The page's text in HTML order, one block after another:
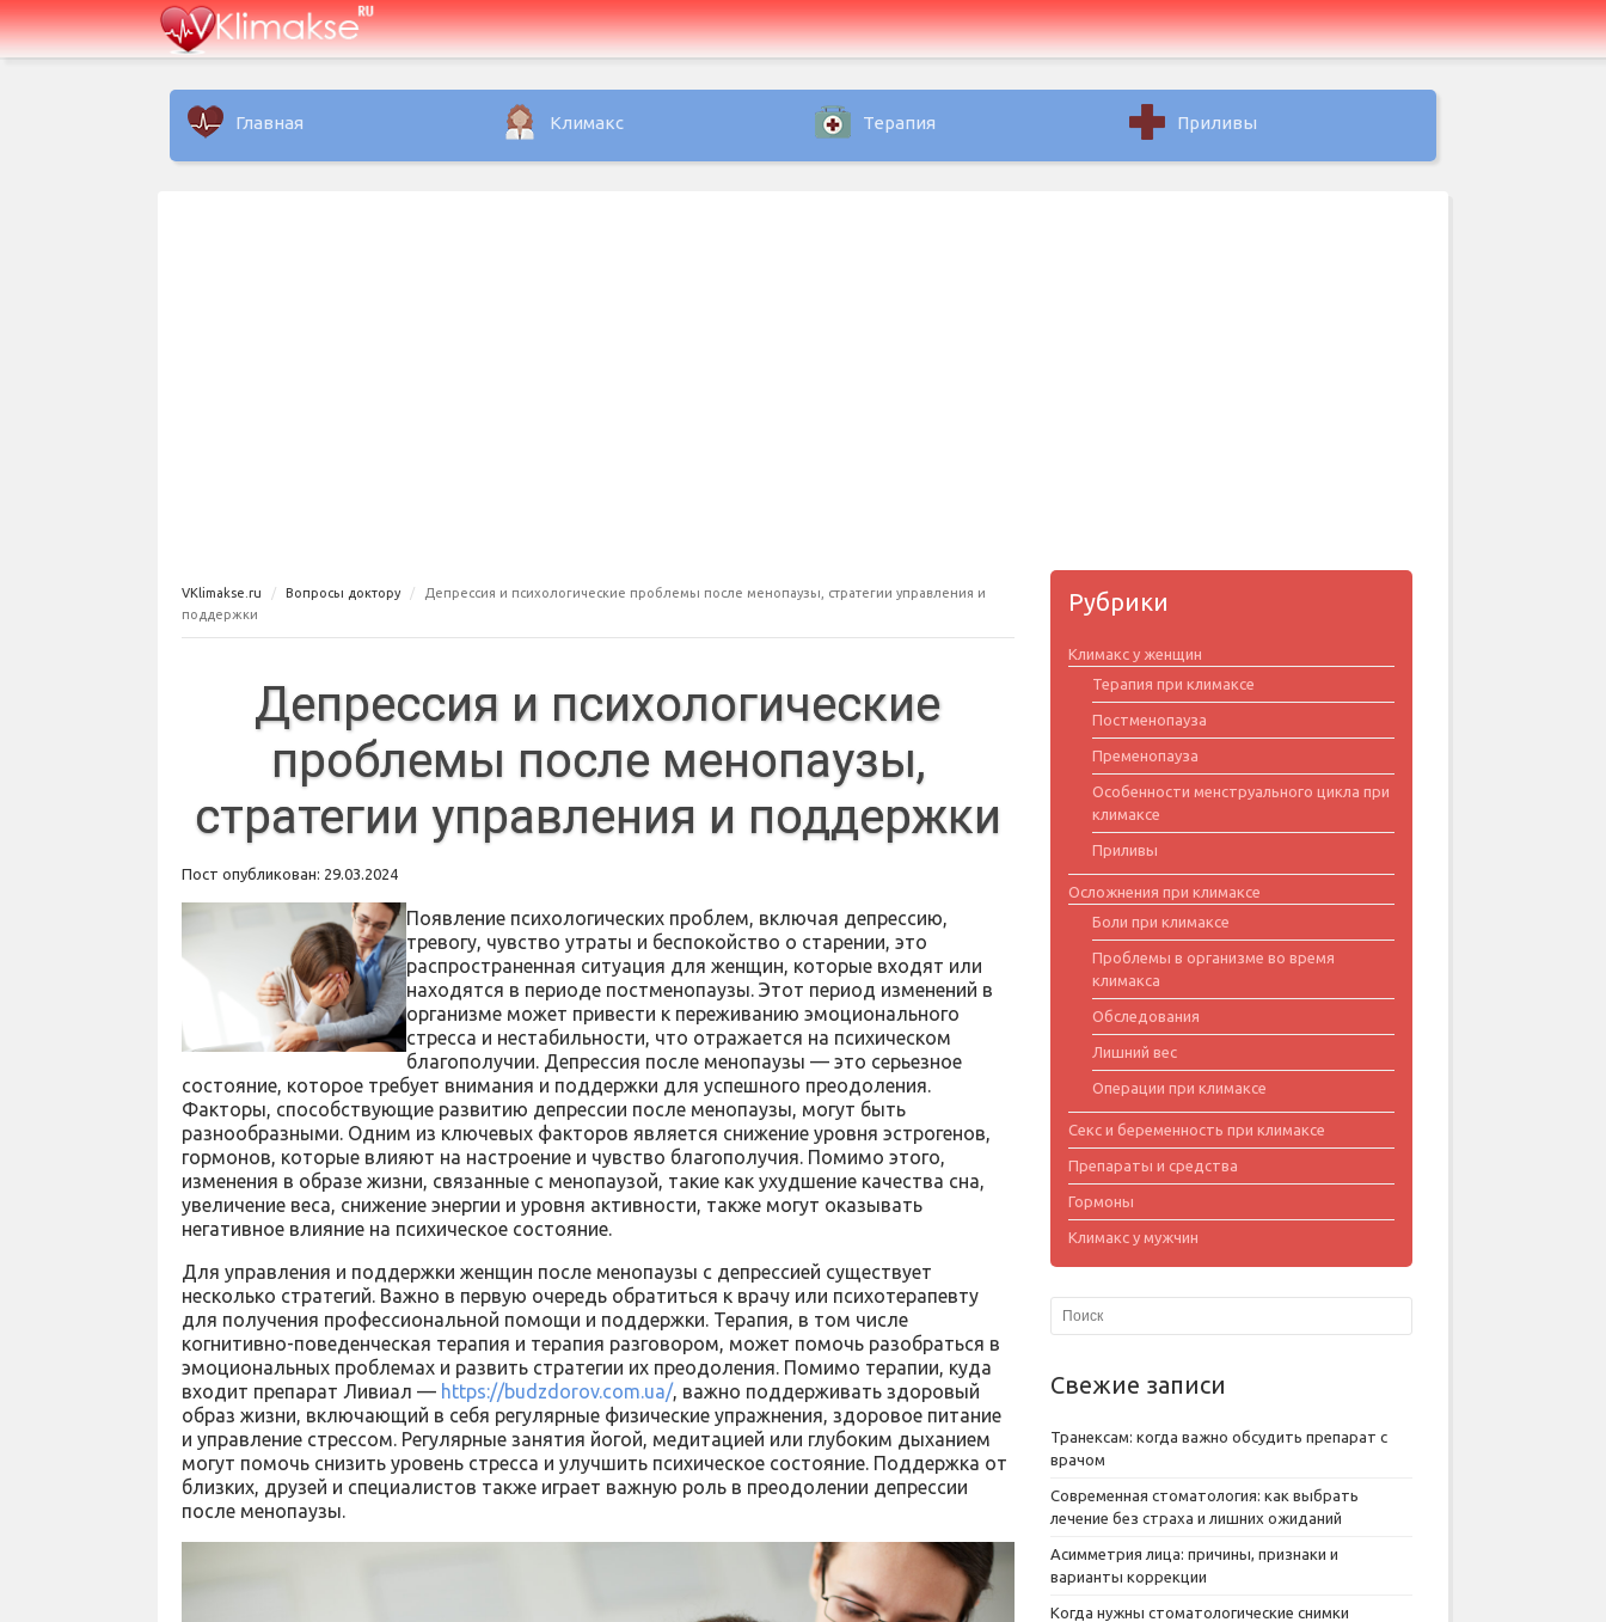
Главная Климакс Терапия Приливы
VKlimakse.ru Вопросы доктору
Депрессия и психологические проблемы после менопаузы, стратегии управления и
поддержки
Депрессия и психологические
проблемы после менопаузы,
стратегии управления и поддержки
Пост опубликован: 29.03.2024
Появление психологических проблем, включая депрессию,
тревогу, чувство утраты и беспокойство о старении, это
распространенная ситуация для женщин, которые входят или
находятся в периоде постменопаузы. Этот период изменений в
организме может привести к переживанию эмоционального
стресса и нестабильности, что отражается на психическом
благополучии. Депрессия после менопаузы — это серьезное
состояние, которое требует внимания и поддержки для успешного преодоления.
Факторы, способствующие развитию депрессии после менопаузы, могут быть
разнообразными. Одним из ключевых факторов является снижение уровня эстрогенов,
гормонов, которые влияют на настроение и чувство благополучия. Помимо этого,
изменения в образе жизни, связанные с менопаузой, такие как ухудшение качества сна,
увеличение веса, снижение энергии и уровня активности, также могут оказывать
негативное влияние на психическое состояние.
Для управления и поддержки женщин после менопаузы с депрессией существует
несколько стратегий. Важно в первую очередь обратиться к врачу или психотерапевту
для получения профессиональной помощи и поддержки. Терапия, в том числе
когнитивно-поведенческая терапия и терапия разговором, может помочь разобраться в
эмоциональных проблемах и развить стратегии их преодоления. Помимо терапии, куда
входит препарат Ливиал — https://budzdorov.com.ua/, важно поддерживать здоровый
образ жизни, включающий в себя регулярные физические упражнения, здоровое питание
и управление стрессом. Регулярные занятия йогой, медитацией или глубоким дыханием
могут помочь снизить уровень стресса и улучшить психическое состояние. Поддержка от
близких, друзей и специалистов также играет важную роль в преодолении депрессии
после менопаузы.
Рубрики
Климакс у женщин
Терапия при климаксе
Постменопауза
Пременопауза
Особенности менструального цикла при
климаксе
Приливы
Осложнения при климаксе
Боли при климаксе
Проблемы в организме во время
климакса
Обследования
Лишний вес
Операции при климаксе
Секс и беременность при климаксе
Препараты и средства
Гормоны
Климакс у мужчин
Свежие записи
Транексам: когда важно обсудить препарат с
врачом
Современная стоматология: как выбрать
лечение без страха и лишних ожиданий
Асимметрия лица: причины, признаки и
варианты коррекции
Когда нужны стоматологические снимки